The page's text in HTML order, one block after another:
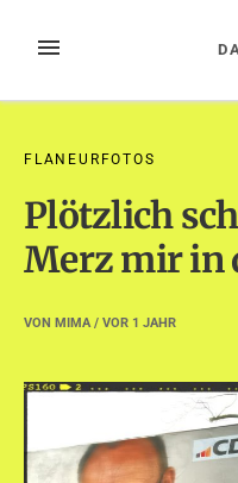
InhaltMENÜ
FLANEURFOTOS
Plötzlich
Merz mir in
VON MIMA/ VOR 1 JAHR